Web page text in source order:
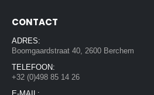
CONTACT
ADRES:
Boomgaardstraat 40, 2600 Berchem
TELEFOON:
+32 (0)498 85 14 26